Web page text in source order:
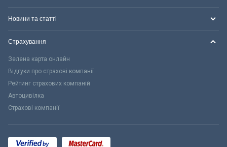
Новини та статті
Страхування
Зелена карта онлайн
Відгуки про страхові компанії
Рейтинг страхових компаній
Автоцивілка
Страхові компанії